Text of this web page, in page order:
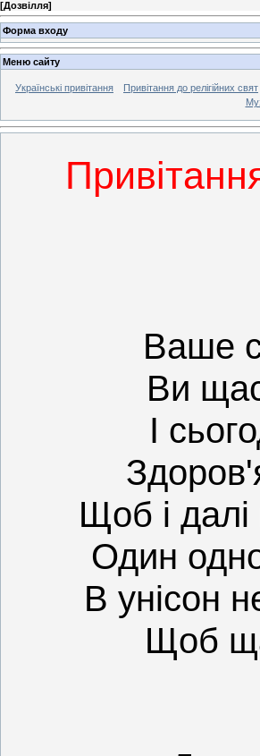
[Дозвілля]
Форма входу
Меню сайту
Українські привітання Привітання до релігійних свят
Ваше
Ви
І
Щоб і
Один
В унісон
Щоб